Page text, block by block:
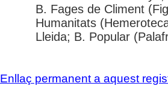
B. Fages de Climent
Humanitats
Lleida; B. Popular
Enllaç permanent a aquest